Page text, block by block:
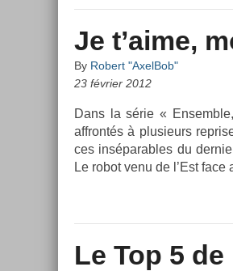
Je t’aime,
By Robert "AxelBob"
23 février 2012
Dans la série «
affrontés à plusieurs
ces in­sépar­ables du
Le robot venu de l’Est
Le Top 5